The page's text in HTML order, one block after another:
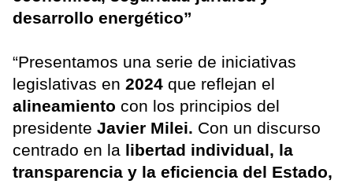
desarrollo energético”
“Presentamos una serie de iniciativas
legislativas en 2024 que reflejan el
alineamiento con los principios del
presidente Javier Milei. Con un discurso
centrado en la libertad individual, la
transparencia y la eficiencia del Estado,